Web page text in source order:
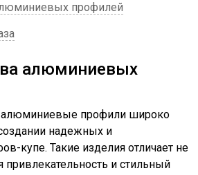
профилей
алюминиевых
алюминиевые профили широко
надежных и
купе. Такие изделия отличает не
привлекательность и стильный